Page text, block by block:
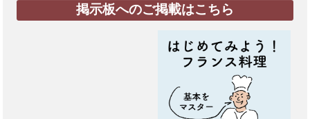
掲示板へのご掲載はこちら